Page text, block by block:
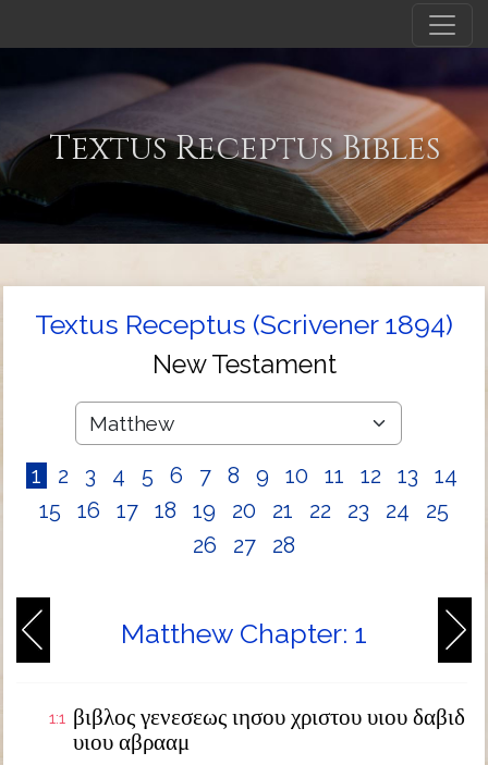
Textus Receptus Bibles
Textus Receptus (Scrivener 1894)
New Testament
1 2 3 4 5 6 7 8 9 10 11 12 13
14
15
16 17 18 19 20 21 22 23 24
25
26
27 28
Matthew Chapter: 1
1:1 βιβλος γενεσεως ιησου χριστου υιου δαβιδ
υιου αβρααμ